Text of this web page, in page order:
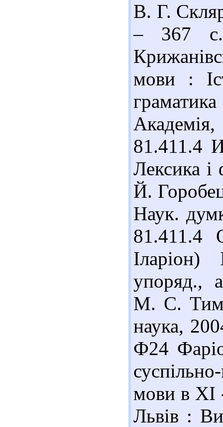
В. Г.
– 367
мови :
81.411.4
Лексика
Й.
Наук.
81.411.4
Іларіон)
упоряд.,
М. С.
наука,
Ф24
мови в XI
Львів :